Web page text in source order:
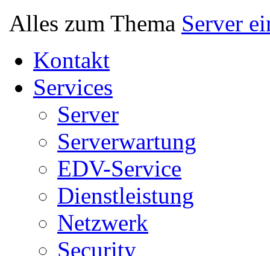
Alles zum Thema Server
Kontakt
Services
Server
Serverwartung
EDV-Service
Dienstleistung
Netzwerk
Security